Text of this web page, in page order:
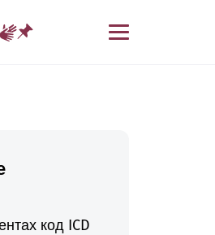
Меню
код ICD